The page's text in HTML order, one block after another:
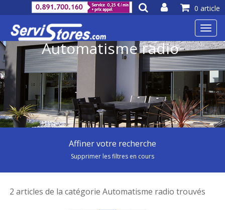
0 article
Automatisme radio
Affiner votre recherche
Supprimer les filtres en cours
2 articles de la catégorie Automatisme radio trouvés